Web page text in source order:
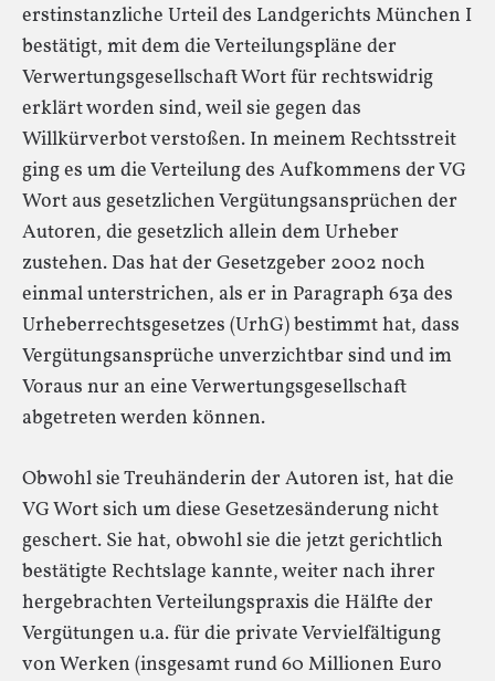
erstinstanzliche Urteil des Landgerichts München I
bestätigt, mit dem die Verteilungspläne der
Verwertungsgesellschaft Wort für rechtswidrig
erklärt worden sind, weil sie gegen das
Willkürverbot verstoßen. In meinem Rechtsstreit
ging es um die Verteilung des Aufkommens der VG
Wort aus gesetzlichen Vergütungsansprüchen der
Autoren, die gesetzlich allein dem Urheber
zustehen. Das hat der Gesetzgeber 2002 noch
einmal unterstrichen, als er in Paragraph 63a des
Urheberrechtsgesetzes (UrhG) bestimmt hat, dass
Vergütungsansprüche unverzichtbar sind und im
Voraus nur an eine Verwertungsgesellschaft
abgetreten werden können.
Obwohl sie Treuhänderin der Autoren ist, hat die
VG Wort sich um diese Gesetzesänderung nicht
geschert. Sie hat, obwohl sie die jetzt gerichtlich
bestätigte Rechtslage kannte, weiter nach ihrer
hergebrachten Verteilungspraxis die Hälfte der
Vergütungen u.a. für die private Vervielfältigung
von Werken (insgesamt rund 60 Millionen Euro